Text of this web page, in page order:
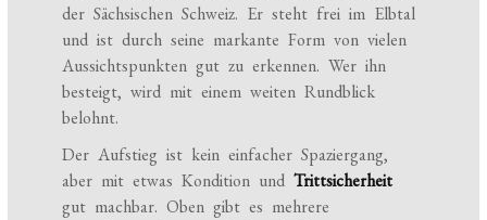
der Sächsischen Schweiz. Er steht frei im Elbtal
und ist durch seine markante Form von vielen
Aussichtspunkten gut zu erkennen. Wer ihn
besteigt, wird mit einem weiten Rundblick
belohnt.
Der Aufstieg ist kein einfacher Spaziergang,
aber mit etwas Kondition undTrittsicherheit
gut machbar. Oben gibt es mehrere